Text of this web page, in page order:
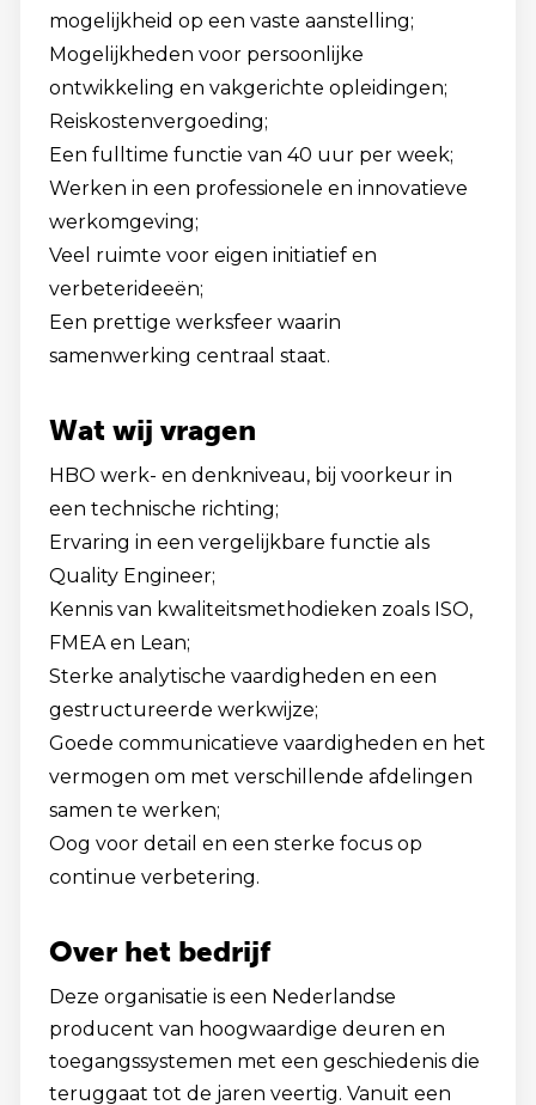
mogelijkheid op een vaste aanstelling;
Mogelijkheden voor persoonlijke
ontwikkeling en vakgerichte opleidingen;
Reiskostenvergoeding;
Een fulltime functie van 40 uur per week;
Werken in een professionele en innovatieve
werkomgeving;
Veel ruimte voor eigen initiatief en
verbeterideeën;
Een prettige werksfeer waarin
samenwerking centraal staat.
Wat wij vragen
HBO werk- en denkniveau, bij voorkeur in
een technische richting;
Ervaring in een vergelijkbare functie als
Quality Engineer;
Kennis van kwaliteitsmethodieken zoals ISO,
FMEA en Lean;
Sterke analytische vaardigheden en een
gestructureerde werkwijze;
Goede communicatieve vaardigheden en het
vermogen om met verschillende afdelingen
samen te werken;
Oog voor detail en een sterke focus op
continue verbetering.
Over het bedrijf
Deze organisatie is een Nederlandse
producent van hoogwaardige deuren en
toegangssystemen met een geschiedenis die
teruggaat tot de jaren veertig. Vanuit een